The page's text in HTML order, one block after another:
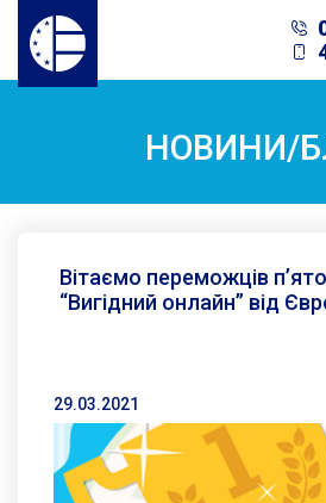
НОВИНИ/
Вітаємо переможців
“Вигідний онлайн” від
29.03.2021